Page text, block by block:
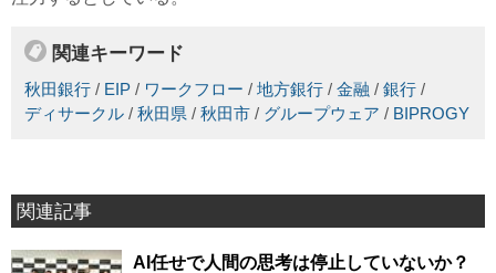
関連キーワード
秋田銀行 / EIP / ワークフロー / 地方銀行 / 金融 / 銀行 /
ディサークル / 秋田県 / 秋田市 / グループウェア / BIPROGY
関連記事
AI任せで人間の思考は停止していないか？